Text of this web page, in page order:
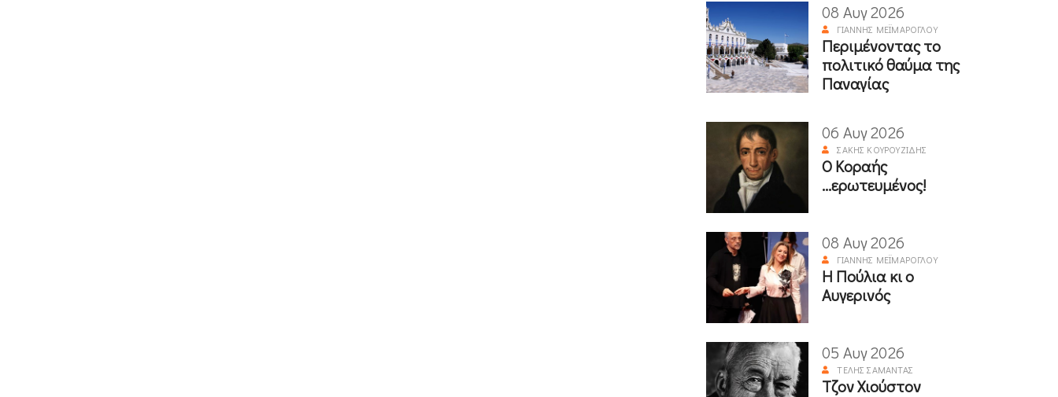
08 Αυγ 2026
ΓΙΆΝΝΗΣ ΜΕΪΜΆΡΟΓΛΟΥ
Περιμένοντας το
πολιτικό θαύμα της
Παναγίας
06 Αυγ 2026
ΣΆΚΗΣ ΚΟΥΡΟΥΖΊΔΗΣ
Ο Κοραής
...ερωτευμένος!
08 Αυγ 2026
ΓΙΆΝΝΗΣ ΜΕΪΜΆΡΟΓΛΟΥ
Η Πούλια κι ο
Αυγερινός
05 Αυγ 2026
ΤΈΛΗΣ ΣΑΜΑΝΤΆΣ
Τζον Χιούστον